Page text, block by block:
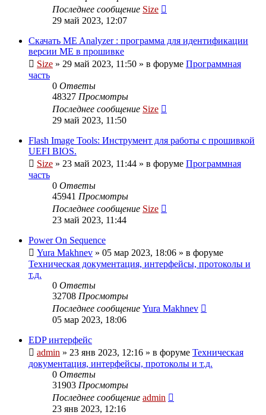
Последнее сообщение Size
29 май 2023, 12:07
Скачать ME Analyzer : программа для идентификации
версии ME в прошивке
Size » 29 май 2023, 11:50 » в форуме Программная
часть
0 Ответы
48327 Просмотры
Последнее сообщение Size
29 май 2023, 11:50
Flash Image Tools: Инструмент для работы с прошивкой
UEFI BIOS.
Size » 23 май 2023, 11:44 » в форуме Программная
часть
0 Ответы
45941 Просмотры
Последнее сообщение Size
23 май 2023, 11:44
Power On Sequence
Yura Makhnev » 05 мар 2023, 18:06 » в форуме
Техническая документация, интерфейсы, протоколы и
т.д.
0 Ответы
32708 Просмотры
Последнее сообщение Yura Makhnev
05 мар 2023, 18:06
EDP интерфейс
admin » 23 янв 2023, 12:16 » в форуме Техническая
документация, интерфейсы, протоколы и т.д.
0 Ответы
31903 Просмотры
Последнее сообщение admin
23 янв 2023, 12:16